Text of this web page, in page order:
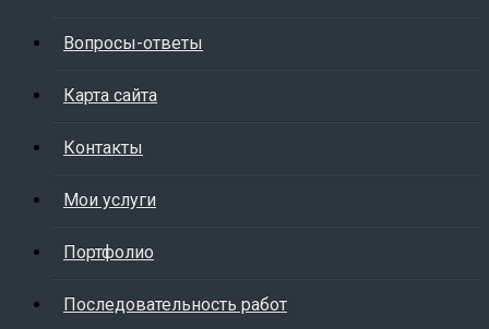
Вопросы-ответы
Карта сайта
Контакты
Мои услуги
Портфолио
Последовательность работ